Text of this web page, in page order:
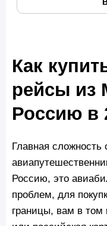
Как
рейсы из
Россию в
Главная сложность
Россию, это
проблем, для
границы, вам в том